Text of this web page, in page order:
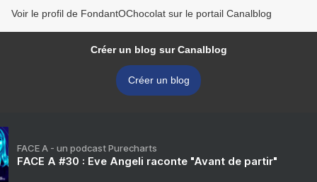
Voir le profil de FondantOChocolat sur le portail Canalblog
Créer un blog sur Canalblog
Créer un blog
FACE A - un podcast Purecharts
FACE A #30 : Eve Angeli raconte "Avant de partir"